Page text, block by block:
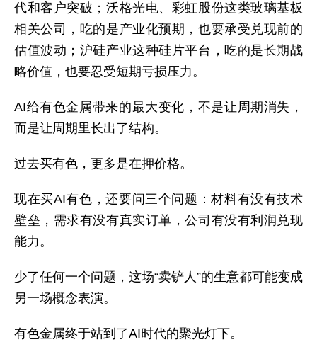
代和客户突破；沃格光电、彩虹股份这类玻璃基板
相关公司，吃的是产业化预期，也要承受兑现前的
估值波动；沪硅产业这种硅片平台，吃的是长期战
略价值，也要忍受短期亏损压力。
AI给有色金属带来的最大变化，不是让周期消失，
而是让周期里长出了结构。
过去买有色，更多是在押价格。
现在买AI有色，还要问三个问题：材料有没有技术
壁垒，需求有没有真实订单，公司有没有利润兑现
能力。
少了任何一个问题，这场“卖铲人”的生意都可能变成
另一场概念表演。
有色金属终于站到了AI时代的聚光灯下。